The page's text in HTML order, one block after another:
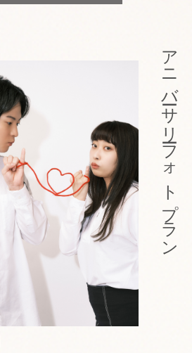
アニバーサリーフォトプラン